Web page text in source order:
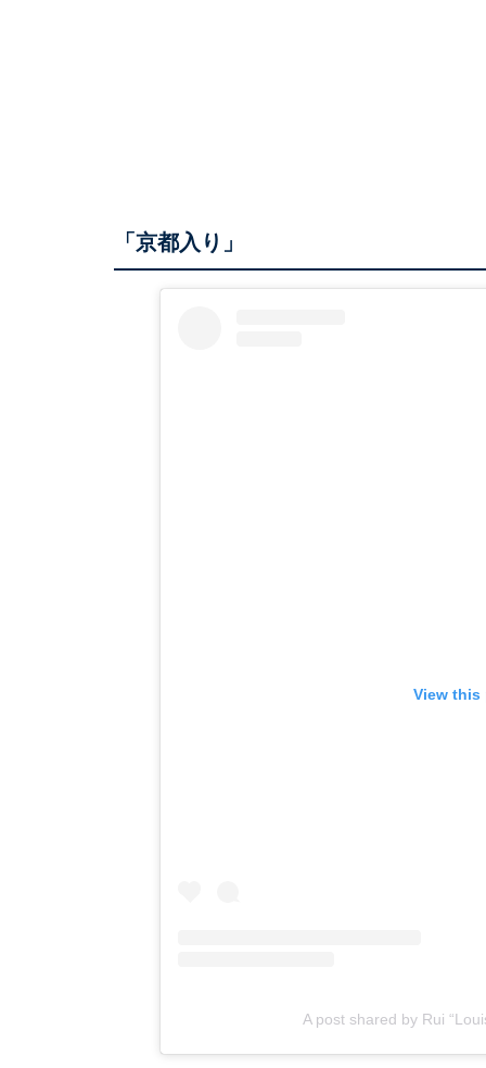
「京都入り」
View this
A post shared by Rui